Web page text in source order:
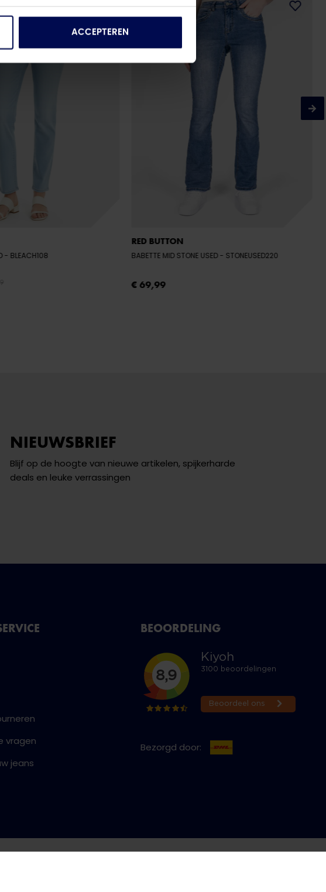
ACCEPTEREN
- BLEACH108
RED BUTTON
BABETTE MID STONE USED - STONEUSED220
€ 69,99
NIEUWSBRIEF
Blijf op de hoogte van nieuwe artikelen, spijkerharde
deals en leuke verrassingen
vragen
jeans
BEOORDELING
Bezorgd door: